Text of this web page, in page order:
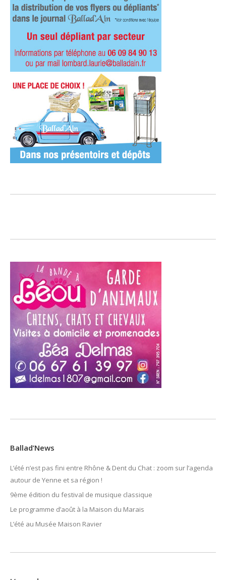
Ballad’News
L’été n’est pas fini entre Rhône & Dent du Chat : zoom sur l’agenda
autour de Yenne et sa région !
9ème édition du festival de musique classique
Le programme d’août à la Maison du Marais
L’été au Musée Maison Ravier